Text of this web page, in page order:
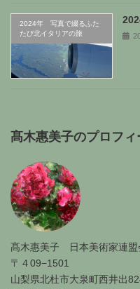
2024年 写真で綴るふた
たび北イタリアの旅
髙木惠美子のプロフィ
髙木惠美子 日本美術家連盟
〒４09−1501
山梨県北杜市大泉町西井出